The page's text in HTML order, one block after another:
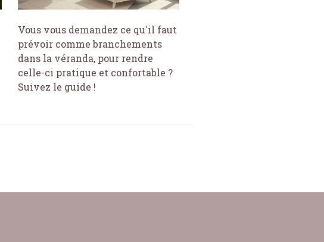
Vous vous demandez ce qu'il faut
prévoir comme branchements
dans la véranda, pour rendre
celle-ci pratique et confortable ?
Suivez le guide !